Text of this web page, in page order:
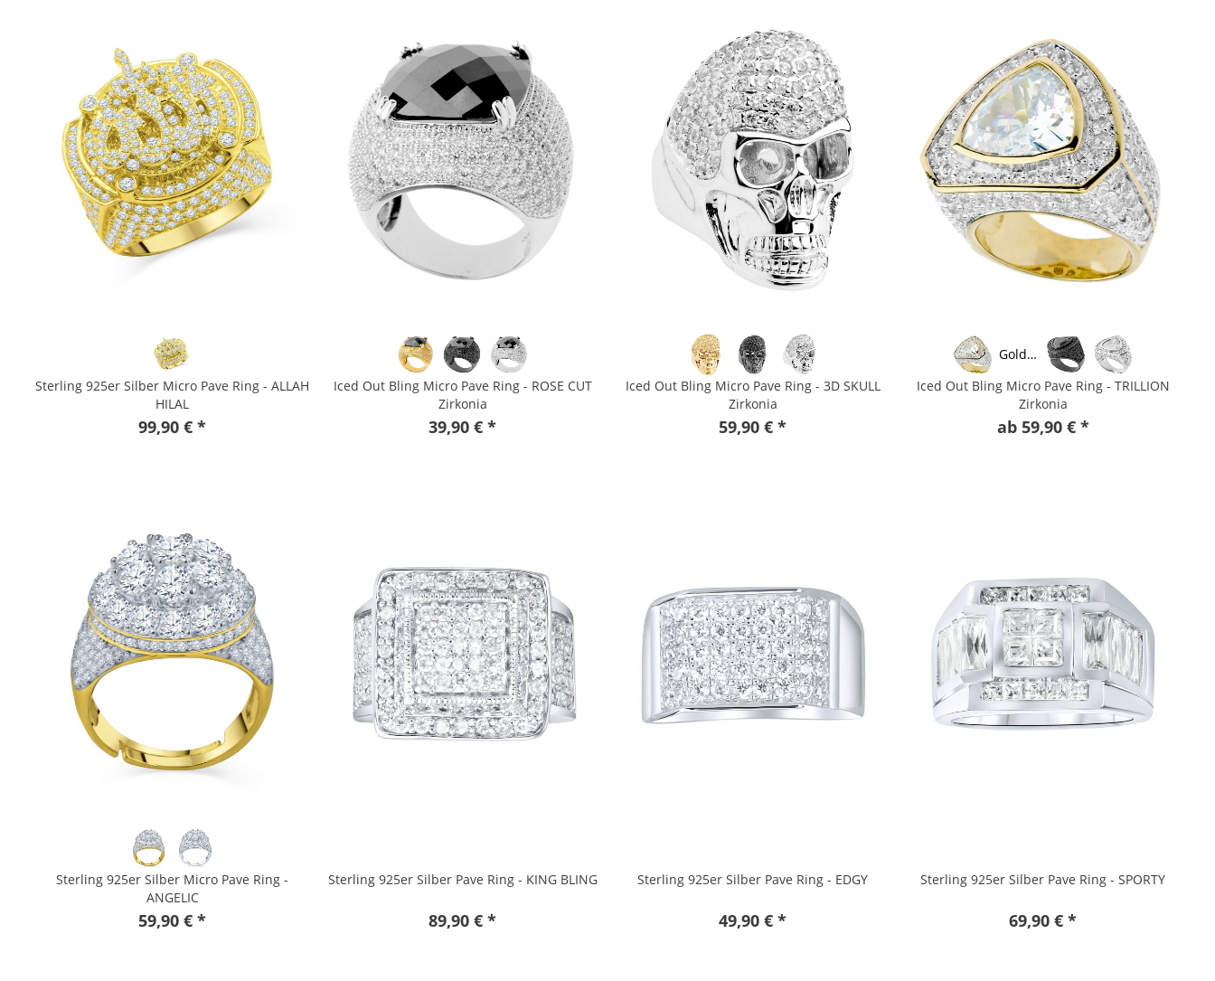
Sterling 925er Silber Micro Pave Ring - ALLAH
HILAL
99,90 € *
Iced Out Bling Micro Pave Ring - ROSE CUT
Zirkonia
39,90 € *
Iced Out Bling Micro Pave Ring - 3D SKULL
Zirkonia
59,90 € *
Gold/Gold
Iced Out Bling Micro Pave Ring - TRILLION
Zirkonia
ab 59,90 € *
Sterling 925er Silber Micro Pave Ring -
ANGELIC
59,90 € *
Sterling 925er Silber Pave Ring - KING BLING
89,90 € *
Sterling 925er Silber Pave Ring - EDGY
49,90 € *
Sterling 925er Silber Pave Ring - SPORTY
69,90 € *